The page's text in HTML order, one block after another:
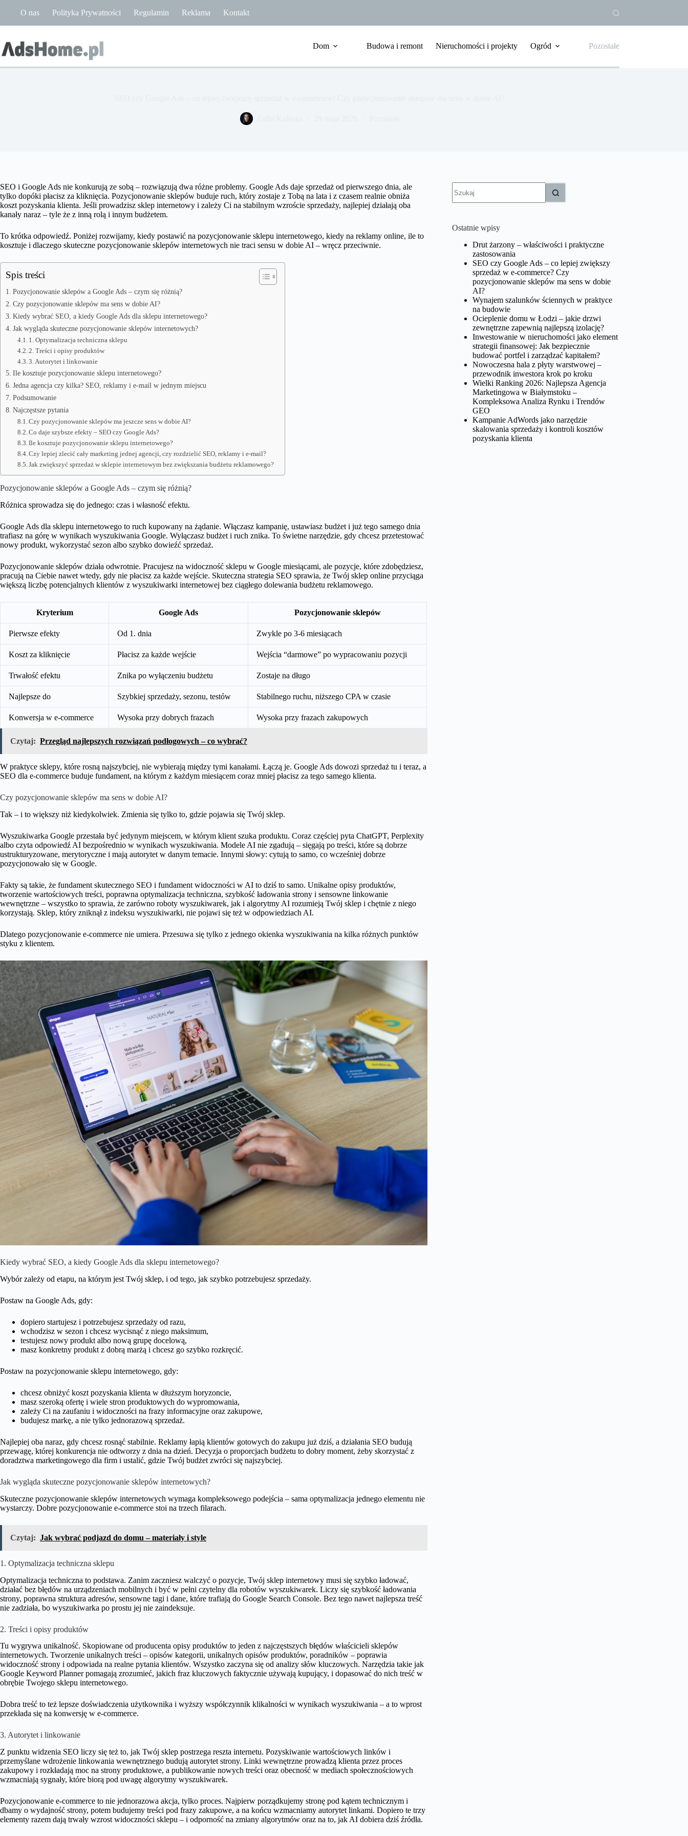
O nas Polityka Prywatności Regulamin Reklama Kontakt
Dom Budowa i remont Nieruchomości i projekty Ogród Pozostałe
SEO i Google Ads nie konkurują ze sobą – rozwiązują dwa różne problemy. Google Ads daje sprzedaż od pierwszego dnia, ale
tylko dopóki płacisz za kliknięcia. Pozycjonowanie sklepów buduje ruch, który zostaje z Tobą na lata i z czasem realnie obniża
koszt pozyskania klienta. Jeśli prowadzisz sklep internetowy i zależy Ci na stabilnym wzroście sprzedaży, najlepiej działają oba
kanały naraz – tyle że z inną rolą i innym budżetem.
To krótka odpowiedź. Poniżej rozwijamy, kiedy postawić na pozycjonowanie sklepu internetowego, kiedy na reklamy online, ile to
kosztuje i dlaczego skuteczne pozycjonowanie sklepów internetowych nie traci sensu w dobie AI – wręcz przeciwnie.
Spis treści
Pozycjonowanie sklepów a Google Ads – czym się różnią?
Czy pozycjonowanie sklepów ma sens w dobie AI?
Kiedy wybrać SEO, a kiedy Google Ads dla sklepu internetowego?
Jak wygląda skuteczne pozycjonowanie sklepów internetowych?
1. Optymalizacja techniczna sklepu
2. Treści i opisy produktów
3. Autorytet i linkowanie
Ile kosztuje pozycjonowanie sklepu internetowego?
Jedna agencja czy kilka? SEO, reklamy i e-mail w jednym miejscu
Podsumowanie
Najczęstsze pytania
Czy pozycjonowanie sklepów ma jeszcze sens w dobie AI?
Co daje szybsze efekty – SEO czy Google Ads?
Ile kosztuje pozycjonowanie sklepu internetowego?
Czy lepiej zlecić cały marketing jednej agencji, czy rozdzielić SEO, reklamy i e-mail?
Jak zwiększyć sprzedaż w sklepie internetowym bez zwiększania budżetu reklamowego?
Pozycjonowanie sklepów a Google Ads – czym się różnią?
Różnica sprowadza się do jednego: czas i własność efektu.
Google Ads dla sklepu internetowego to ruch kupowany na żądanie. Włączasz kampanię, ustawiasz budżet i już tego samego dnia
trafiasz na górę w wynikach wyszukiwania Google. Wyłączasz budżet i ruch znika. To świetne narzędzie, gdy chcesz przetestować
nowy produkt, wykorzystać sezon albo szybko dowieźć sprzedaż.
Pozycjonowanie sklepów działa odwrotnie. Pracujesz na widoczność sklepu w Google miesiącami, ale pozycje, które zdobędziesz,
pracują na Ciebie nawet wtedy, gdy nie płacisz za każde wejście. Skuteczna strategia SEO sprawia, że Twój sklep online przyciąga
większą liczbę potencjalnych klientów z wyszukiwarki internetowej bez ciągłego dolewania budżetu reklamowego.
Kryterium Google Ads Pozycjonowanie sklepów
Pierwsze efekty Od 1. dnia Zwykle po 3-6 miesiącach
Koszt za kliknięcie Płacisz za każde wejście Wejścia “darmowe” po wypracowaniu pozycji
Trwałość efektu Znika po wyłączeniu budżetu Zostaje na długo
Najlepsze do Szybkiej sprzedaży, sezonu, testów Stabilnego ruchu, niższego CPA w czasie
Konwersja w e-commerce Wysoka przy dobrych frazach Wysoka przy frazach zakupowych
Czytaj: Przegląd najlepszych rozwiązań podłogowych – co wybrać?
W praktyce sklepy, które rosną najszybciej, nie wybierają między tymi kanałami. Łączą je. Google Ads dowozi sprzedaż tu i teraz, a
SEO dla e-commerce buduje fundament, na którym z każdym miesiącem coraz mniej płacisz za tego samego klienta.
Czy pozycjonowanie sklepów ma sens w dobie AI?
Tak – i to większy niż kiedykolwiek. Zmienia się tylko to, gdzie pojawia się Twój sklep.
Wyszukiwarka Google przestała być jedynym miejscem, w którym klient szuka produktu. Coraz częściej pyta ChatGPT, Perplexity
albo czyta odpowiedź AI bezpośrednio w wynikach wyszukiwania. Modele AI nie zgadują – sięgają po treści, które są dobrze
ustrukturyzowane, merytoryczne i mają autorytet w danym temacie. Innymi słowy: cytują to samo, co wcześniej dobrze
pozycjonowało się w Google.
Fakty są takie, że fundament skutecznego SEO i fundament widoczności w AI to dziś to samo. Unikalne opisy produktów,
tworzenie wartościowych treści, poprawna optymalizacja techniczna, szybkość ładowania strony i sensowne linkowanie
wewnętrzne – wszystko to sprawia, że zarówno roboty wyszukiwarek, jak i algorytmy AI rozumieją Twój sklep i chętnie z niego
korzystają. Sklep, który zniknął z indeksu wyszukiwarki, nie pojawi się też w odpowiedziach AI.
Dlatego pozycjonowanie e-commerce nie umiera. Przesuwa się tylko z jednego okienka wyszukiwania na kilka różnych punktów
styku z klientem.
Kiedy wybrać SEO, a kiedy Google Ads dla sklepu internetowego?
Wybór zależy od etapu, na którym jest Twój sklep, i od tego, jak szybko potrzebujesz sprzedaży.
Postaw na Google Ads, gdy:
dopiero startujesz i potrzebujesz sprzedaży od razu,
wchodzisz w sezon i chcesz wycisnąć z niego maksimum,
testujesz nowy produkt albo nową grupę docelową,
masz konkretny produkt z dobrą marżą i chcesz go szybko rozkręcić.
Postaw na pozycjonowanie sklepu internetowego, gdy:
chcesz obniżyć koszt pozyskania klienta w dłuższym horyzoncie,
masz szeroką ofertę i wiele stron produktowych do wypromowania,
zależy Ci na zaufaniu i widoczności na frazy informacyjne oraz zakupowe,
budujesz markę, a nie tylko jednorazową sprzedaż.
Najlepiej oba naraz, gdy chcesz rosnąć stabilnie. Reklamy łapią klientów gotowych do zakupu już dziś, a działania SEO budują
przewagę, której konkurencja nie odtworzy z dnia na dzień. Decyzja o proporcjach budżetu to dobry moment, żeby skorzystać z
doradztwa marketingowego dla firm i ustalić, gdzie Twój budżet zwróci się najszybciej.
Jak wygląda skuteczne pozycjonowanie sklepów internetowych?
Skuteczne pozycjonowanie sklepów internetowych wymaga kompleksowego podejścia – sama optymalizacja jednego elementu nie
wystarczy. Dobre pozycjonowanie e-commerce stoi na trzech filarach.
Czytaj: Jak wybrać podjazd do domu – materiały i style
1. Optymalizacja techniczna sklepu
Optymalizacja techniczna to podstawa. Zanim zaczniesz walczyć o pozycje, Twój sklep internetowy musi się szybko ładować,
działać bez błędów na urządzeniach mobilnych i być w pełni czytelny dla robotów wyszukiwarek. Liczy się szybkość ładowania
strony, poprawna struktura adresów, sensowne tagi i dane, które trafiają do Google Search Console. Bez tego nawet najlepsza treść
nie zadziała, bo wyszukiwarka po prostu jej nie zaindeksuje.
2. Treści i opisy produktów
Tu wygrywa unikalność. Skopiowane od producenta opisy produktów to jeden z najczęstszych błędów właścicieli sklepów
internetowych. Tworzenie unikalnych treści – opisów kategorii, unikalnych opisów produktów, poradników – poprawia
widoczność strony i odpowiada na realne pytania klientów. Wszystko zaczyna się od analizy słów kluczowych. Narzędzia takie jak
Google Keyword Planner pomagają zrozumieć, jakich fraz kluczowych faktycznie używają kupujący, i dopasować do nich treść w
obrębie Twojego sklepu internetowego.
Dobra treść to też lepsze doświadczenia użytkownika i wyższy współczynnik klikalności w wynikach wyszukiwania – a to wprost
przekłada się na konwersję w e-commerce.
3. Autorytet i linkowanie
Z punktu widzenia SEO liczy się też to, jak Twój sklep postrzega reszta internetu. Pozyskiwanie wartościowych linków i
przemyślane wdrożenie linkowania wewnętrznego budują autorytet strony. Linki wewnętrzne prowadzą klienta przez proces
zakupowy i rozkładają moc na strony produktowe, a publikowanie nowych treści oraz obecność w mediach społecznościowych
wzmacniają sygnały, które biorą pod uwagę algorytmy wyszukiwarek.
Pozycjonowanie e-commerce to nie jednorazowa akcja, tylko proces. Najpierw porządkujemy stronę pod kątem technicznym i
dbamy o wydajność strony, potem budujemy treści pod frazy zakupowe, a na końcu wzmacniamy autorytet linkami. Dopiero te trzy
elementy razem dają trwały wzrost widoczności sklepu – i odporność na zmiany algorytmów oraz na to, jak AI dobiera dziś źródła.
wyników
Ostatnie wpisy
Drut żarzony – właściwości i praktyczne
zastosowania
SEO czy Google Ads – co lepiej zwiększy
sprzedaż w e-commerce? Czy
pozycjonowanie sklepów ma sens w dobie
AI?
Wynajem szalunków ściennych w praktyce
na budowie
Ocieplenie domu w Łodzi – jakie drzwi
zewnętrzne zapewnią najlepszą izolację?
Inwestowanie w nieruchomości jako element
strategii finansowej: Jak bezpiecznie
budować portfel i zarządzać kapitałem?
Nowoczesna hala z płyty warstwowej –
przewodnik inwestora krok po kroku
Wielki Ranking 2026: Najlepsza Agencja
Marketingowa w Białymstoku –
Kompleksowa Analiza Rynku i Trendów
GEO
Kampanie AdWords jako narzędzie
skalowania sprzedaży i kontroli kosztów
pozyskania klienta